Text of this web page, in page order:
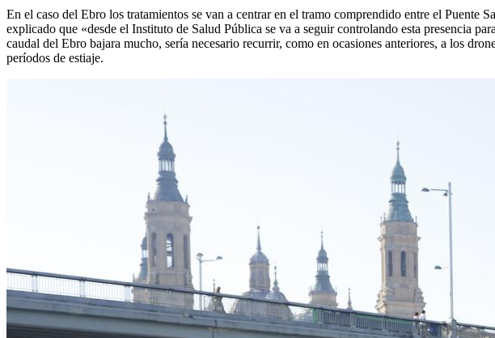
En el caso del Ebro los tratamientos se van a centrar en el tramo comprendido entre el Puente
explicado que «desde el Instituto de Salud Pública se va a seguir controlando esta presencia
caudal del Ebro bajara mucho, sería necesario recurrir, como en ocasiones anteriores, a los
períodos de estiaje.